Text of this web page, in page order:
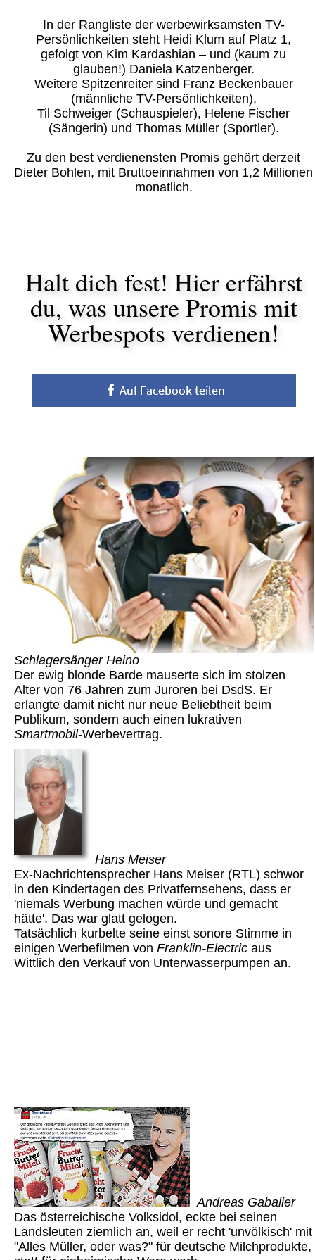
In der Rangliste der werbewirksamsten TV-
Persönlichkeiten steht Heidi Klum auf Platz 1,
gefolgt von Kim Kardashian – und (kaum zu
glauben!) Daniela Katzenberger.
Weitere Spitzenreiter sind Franz Beckenbauer
(männliche TV-Persönlichkeiten),
Til Schweiger (Schauspieler), Helene Fischer
(Sängerin) und Thomas Müller (Sportler).
Zu den best verdienensten Promis gehört derzeit
Dieter Bohlen, mit Bruttoeinnahmen von 1,2 Millionen
monatlich.
Halt dich fest! Hier erfährst
du, was unsere Promis mit
Werbespots verdienen!
Schlagersänger Heino
Der ewig blonde Barde mauserte sich im stolzen
Alter von 76 Jahren zum Juroren bei DsdS. Er
erlangte damit nicht nur neue Beliebtheit beim
Publikum, sondern auch einen lukrativen
Smartmobil-Werbevertrag.
Hans Meiser
Ex-Nachrichtensprecher Hans Meiser (RTL) schwor
in den Kindertagen des Privatfernsehens, dass er
'niemals Werbung machen würde und gemacht
hätte'. Das war glatt gelogen.
Tatsächlich kurbelte seine einst sonore Stimme in
einigen Werbefilmen von Franklin-Electric aus
Wittlich den Verkauf von Unterwasserpumpen an.
Andreas Gabalier
Das österreichische Volksidol, eckte bei seinen
Landsleuten ziemlich an, weil er recht 'unvölkisch' mit
"Alles Müller, oder was?" für deutsche Milchprodukte,